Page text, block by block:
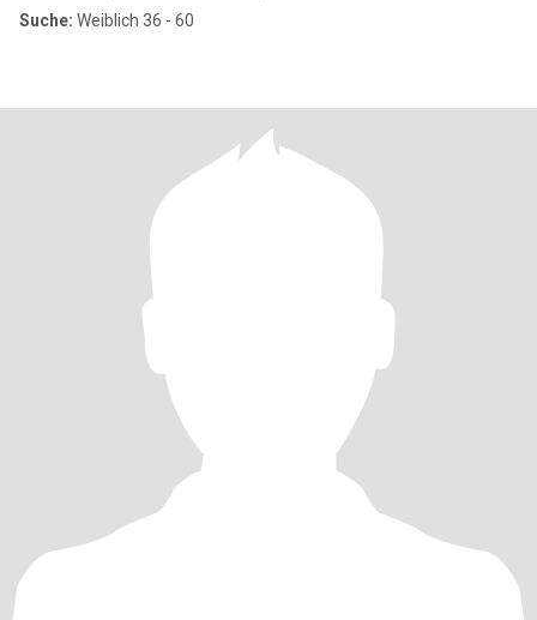
Suche: Weiblich 36 - 60